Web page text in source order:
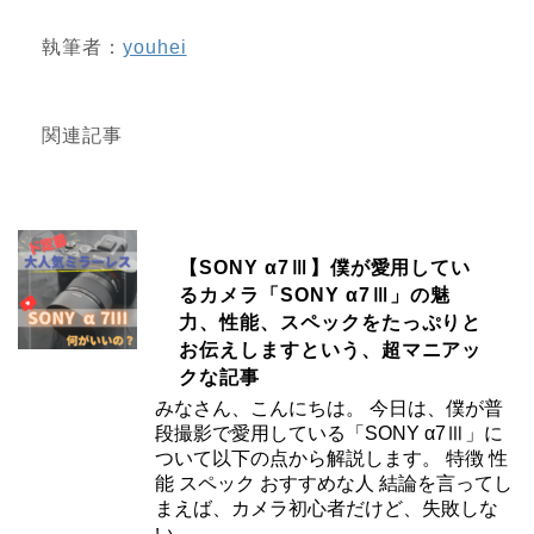
執筆者： youhei
関連記事
【SONY α7Ⅲ】僕が愛用してい
るカメラ「SONY α7Ⅲ」の魅
力、性能、スペックをたっぷりと
お伝えしますという、超マニアッ
クな記事
みなさん、こんにちは。 今日は、僕が普
段撮影で愛用している「SONY α7Ⅲ」に
ついて以下の点から解説します。 特徴 性
能 スペック おすすめな人 結論を言ってし
まえば、カメラ初心者だけど、失敗しな